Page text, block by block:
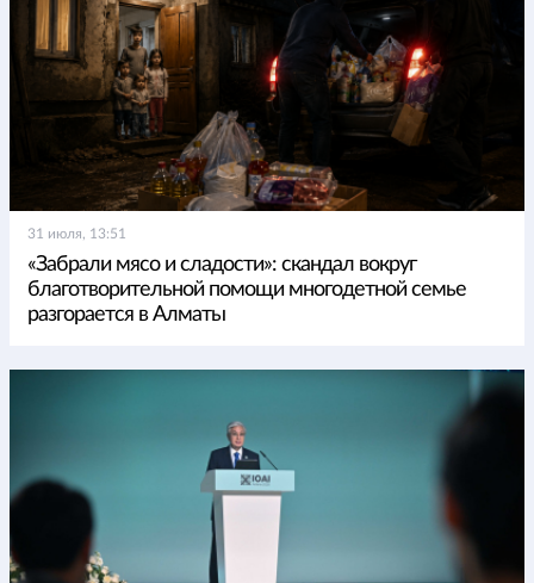
31 июля, 13:51
«Забрали мясо и сладости»: скандал вокруг
благотворительной помощи многодетной семье
разгорается в Алматы